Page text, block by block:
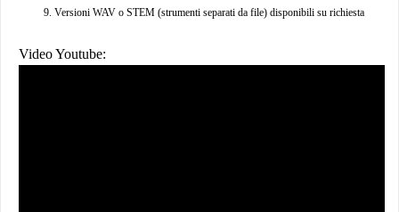
Versioni WAV o STEM (strumenti separati da file) disponibili su richiesta
Video Youtube: